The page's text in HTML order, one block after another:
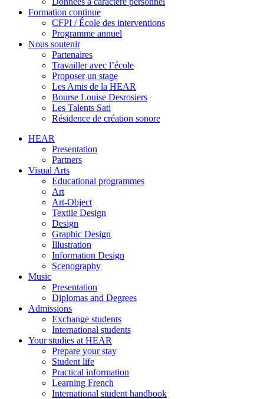
Formation continue
CFPI / École des interventions
Programme annuel
Nous soutenir
Partenaires
Travailler avec l’école
Proposer un stage
Les Amis de la HEAR
Bourse Louise Desrosiers
Les Talents Sati
Résidence de création sonore
HEAR
Presentation
Partners
Visual Arts
Educational programmes
Art
Art-Object
Textile Design
Design
Graphic Design
Illustration
Information Design
Scenography
Music
Presentation
Diplomas and Degrees
Admissions
Exchange students
International students
Your studies at HEAR
Prepare your stay
Student life
Practical information
Learning French
International student handbook